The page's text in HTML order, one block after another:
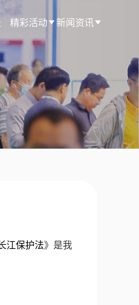
精彩活动 新闻资讯
江保护法》是我